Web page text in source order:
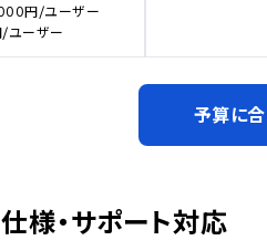
円/ユーザー
ユーザー
予算に
様・サポート対応